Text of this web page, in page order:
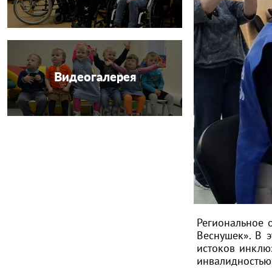
Видеогалерея
Веснушек». В
истоков